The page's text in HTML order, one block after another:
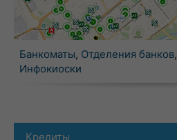
Банкоматы, Отделения банков,
Инфокиоски
Кредиты